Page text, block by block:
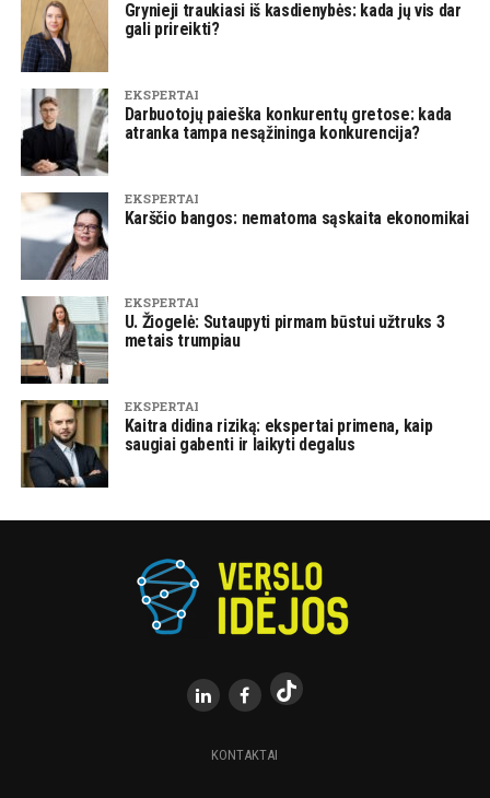
Grynieji traukiasi iš kasdienybės: kada jų vis dar
gali prireikti?
EKSPERTAI
Darbuotojų paieška konkurentų gretose: kada
atranka tampa nesąžininga konkurencija?
EKSPERTAI
Karščio bangos: nematoma sąskaita ekonomikai
EKSPERTAI
U. Žiogelė: Sutaupyti pirmam būstui užtruks 3
metais trumpiau
EKSPERTAI
Kaitra didina riziką: ekspertai primena, kaip
saugiai gabenti ir laikyti degalus
KONTAKTAI